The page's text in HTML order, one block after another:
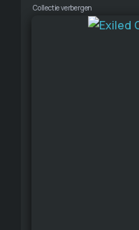
Collectie verbergen